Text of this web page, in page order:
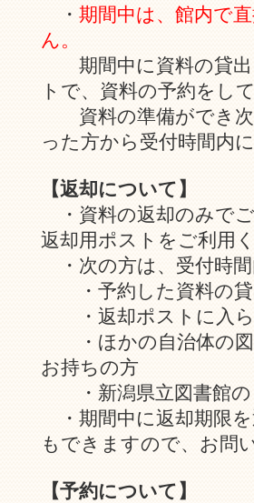
・ 期間中は、館内で
ん。
期間中に資料の貸出
トで、資料の予約をし
資料の準備ができ次
った方から受付時間内
【返却について】
・資料の返却のみで
返却用ポストをご利用く
・次の方は、受付時
・予約した資料の貸
・返却ポストに入ら
・ほかの自治体の図
お持ちの方
・新潟県立図書館の
・期間中に返却期限
もできますので、お問
【予約について】